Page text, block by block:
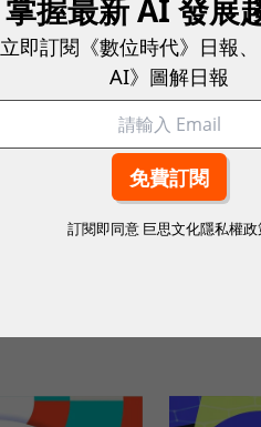
記者茶
何要10
掌握最新 AI 發展
立即訂閱《數位時代》日報
AI》圖解日報
訂閱即同意 巨思文化隱私權政